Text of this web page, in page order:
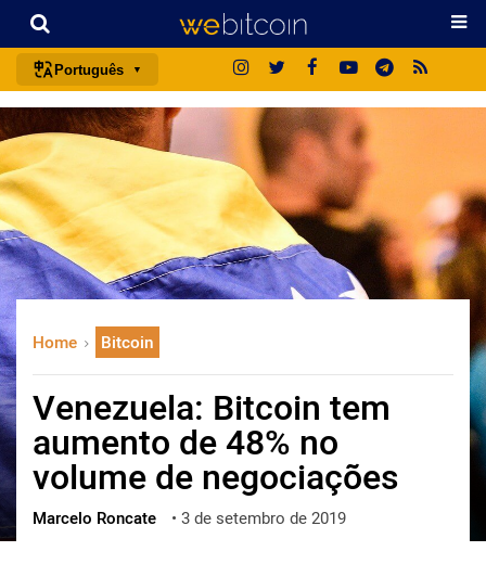
Português
português (BR)
english
español
français
italiano
deutsch
中文
한국어
العربية
ไทย
ქართული
Home Bitcoin
Venezuela: Bitcoin tem
aumento de 48% no
volume de negociações
Marcelo Roncate • 3 de setembro de 2019